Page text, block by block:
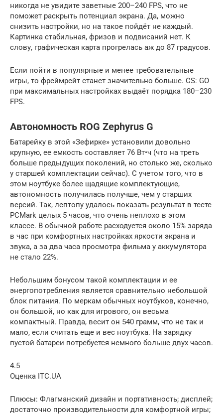
никогда не увидите заветные 200–240 FPS, что не
поможет раскрыть потенциал экрана. Да, можно
снизить настройки, но на такое пойдёт не каждый.
Картинка стабильная, фризов и подвисаний нет. К
слову, графическая карта прогрелась аж до 87 градусов.
Если пойти в популярные и менее требовательные
игры, то фреймрейт станет значительно больше. CS: GO
при максимальных настройках выдаёт порядка 180–230
FPS.
Автономность ROG Zephyrus G
Батарейку в этой «Зефирке» установили довольно
крупную, ее емкость составляет 76 Вт•ч (что на треть
больше предыдущих поколений, но столько же, сколько
у старшей комплектации сейчас). С учетом того, что в
этом ноутбуке более щадящие комплектующие,
автономность получилась получше, чем у старших
версий. Так, лептопу удалось показать результат в тесте
PCMark целых 5 часов, что очень неплохо в этом
классе. В обычной работе расходуется около 15% заряда
в час при комфортных настройках яркости экрана и
звука, а за два часа просмотра фильма у аккумулятора
не стало 22%.
Небольшим бонусом такой комплектации и ее
энергопотребления является сравнительно небольшой
блок питания. По меркам обычных ноутбуков, конечно,
он большой, но как для игрового, он весьма
компактный. Правда, весит он 540 грамм, что не так и
мало, если считать еще и вес ноутбука. На зарядку
пустой батареи потребуется немного больше двух часов.
4.5
Оценка ITC.UA
Плюсы: Флагманский дизайн и портативность; дисплей;
достаточно производительности для комфортной игры;